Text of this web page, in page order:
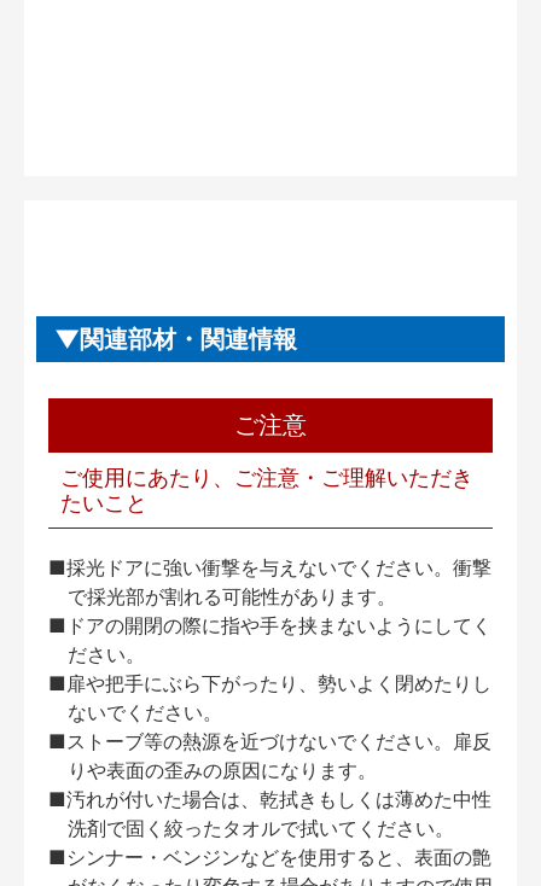
関連部材・関連情報
ご注意
ご使用にあたり、ご注意・ご理解いただき
たいこと
■採光ドアに強い衝撃を与えないでください。衝撃
で採光部が割れる可能性があります。
■ドアの開閉の際に指や手を挟まないようにしてく
ださい。
■扉や把手にぶら下がったり、勢いよく閉めたりし
ないでください。
■ストーブ等の熱源を近づけないでください。扉反
りや表面の歪みの原因になります。
■汚れが付いた場合は、乾拭きもしくは薄めた中性
洗剤で固く絞ったタオルで拭いてください。
■シンナー・ベンジンなどを使用すると、表面の艶